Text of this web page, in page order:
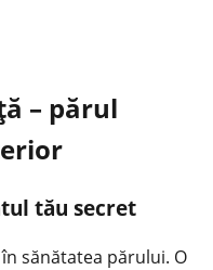
– părul
tău secret
sănătatea părului. O